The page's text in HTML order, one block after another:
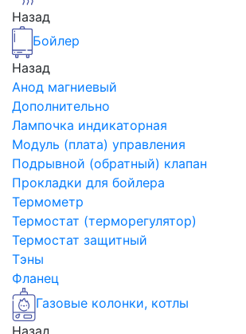
Назад
Бойлер
Назад
Анод магниевый
Дополнительно
Лампочка индикаторная
Модуль (плата) управления
Подрывной (обратный) клапан
Прокладки для бойлера
Термометр
Термостат (терморегулятор)
Термостат защитный
Тэны
Фланец
Газовые колонки, котлы
Назад